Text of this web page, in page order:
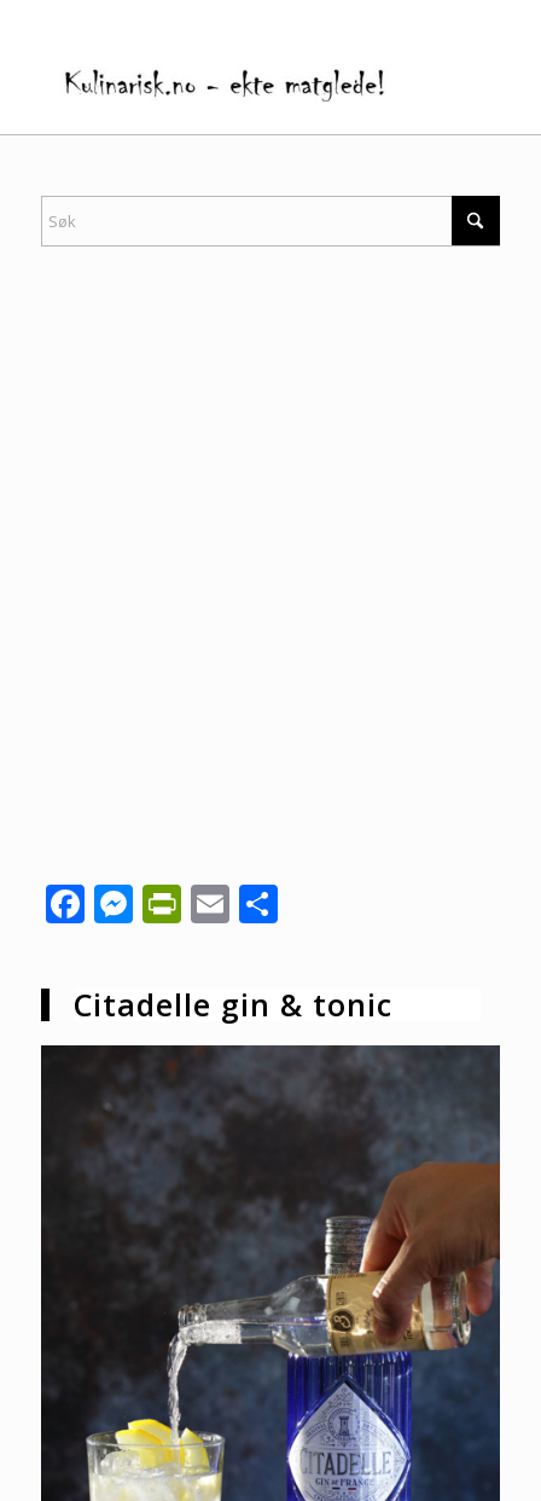
Facebook
Messenger
PrintFriendly
EmailShare
Citadelle gin & tonic